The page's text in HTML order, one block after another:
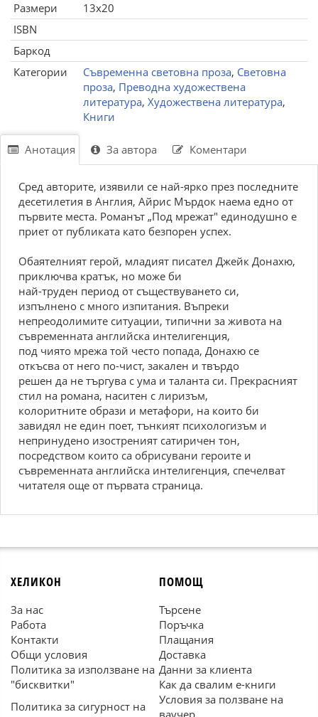
Размери
13x20
ISBN
Баркод
Категории
Съвременна световна проза, Световна
проза, Преводна художествена
литература, Художествена литература,
Книги
Анотация За автора Коментари
Сред авторите, изявили се най-ярко през последните
десетилетия в Англия, Айрис Мърдок наема едно от
първите места. Романът „Под мрежат" единодушно е
приет от публиката като безпорен успех.
Обаятелният герой, младият писател Джейк Донахю,
приключва кратък, но може би
най-труден период от съществуването си,
изпълнено с много изпитания. Въпреки
непреодолимите ситуации, типични за живота на
съвременната английска интелигенция,
под чиято мрежа той често попада, Донахю се
откъсва от него по-чист, закален и твърдо
решен да не търгува с ума и таланта си. Прекрасният
стил на романа, наситен с лиризъм,
колоритните образи и метафори, на които би
завидял не един поет, тънкият психологизъм и
непринудено изостреният сатиричен тон,
посредством които са обрисувани героите и
съвременната английска интелигенция, спечелват
читателя още от първата страница.
ХЕЛИКОН
За нас
Работа
Контакти
Общи условия
Политика за използване на
"бисквитки"
Политика за сигурност на
ПОМОЩ
Търсене
Поръчка
Плащания
Доставка
Данни за клиента
Как да свалим е-книги
Условия за ползване на
ваучер